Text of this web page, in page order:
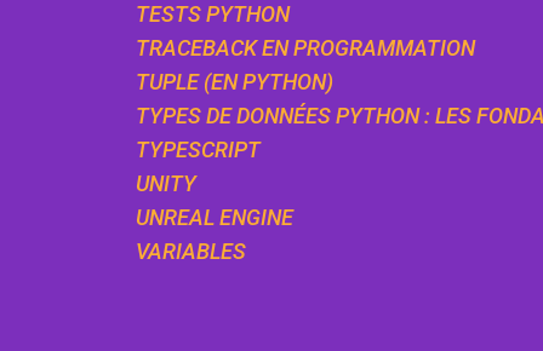
TESTS PYTHON
TRACEBACK EN PROGRAMMATION
TUPLE (EN PYTHON)
TYPES DE DONNÉES PYTHON : LES
TYPESCRIPT
UNITY
UNREAL ENGINE
VARIABLES